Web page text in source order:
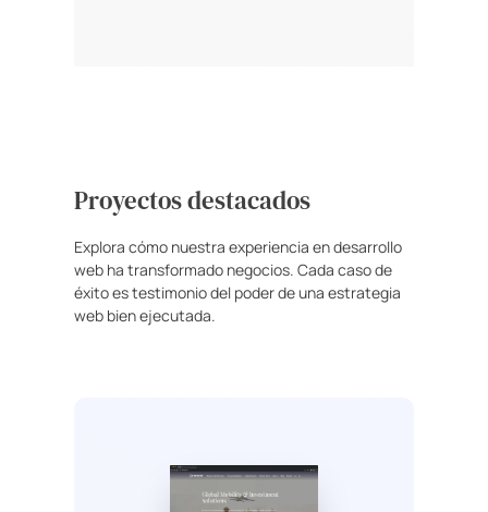
Proyectos destacados
Explora cómo nuestra experiencia en desarrollo
web ha transformado negocios. Cada caso de
éxito es testimonio del poder de una estrategia
web bien ejecutada.